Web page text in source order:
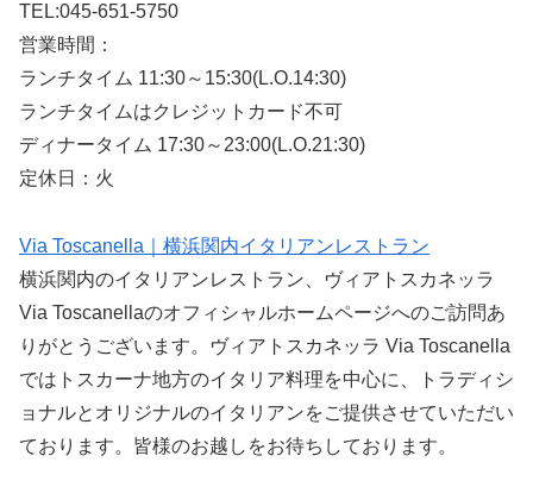
TEL:045-651-5750
営業時間：
ランチタイム 11:30～15:30(L.O.14:30)
ランチタイムはクレジットカード不可
ディナータイム 17:30～23:00(L.O.21:30)
定休日：火
Via Toscanella｜横浜関内イタリアンレストラン
横浜関内のイタリアンレストラン、ヴィアトスカネッラ
Via Toscanellaのオフィシャルホームページへのご訪問あ
りがとうございます。ヴィアトスカネッラ Via Toscanella
ではトスカーナ地方のイタリア料理を中心に、トラディシ
ョナルとオリジナルのイタリアンをご提供させていただい
ております。皆様のお越しをお待ちしております。